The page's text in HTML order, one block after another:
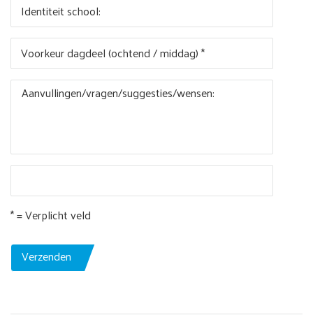
Identiteit school:
Voorkeur dagdeel (ochtend / middag) *
Aanvullingen/vragen/suggesties/wensen:
* = Verplicht veld
Verzenden